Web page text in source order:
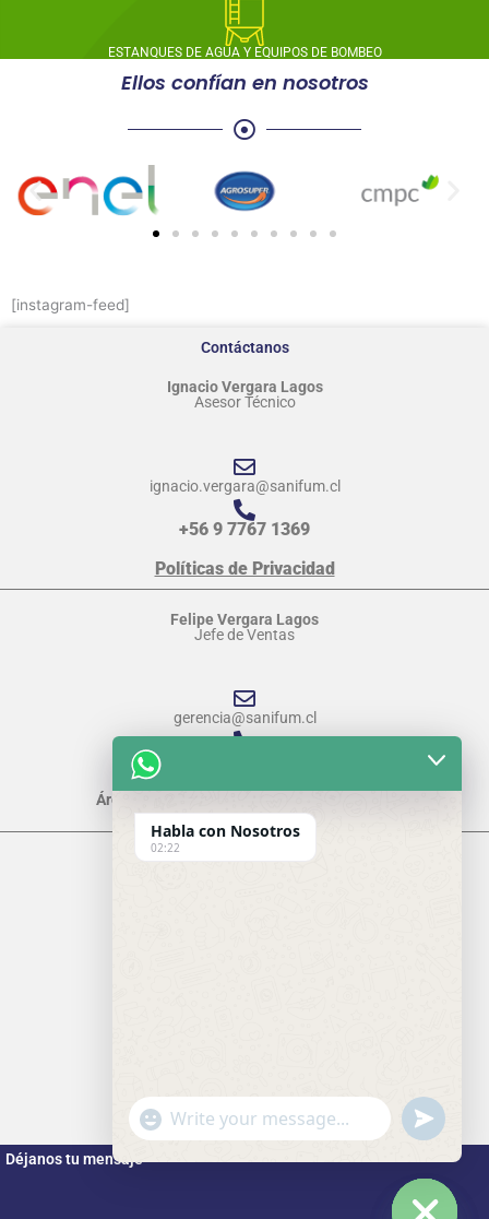
ESTANQUES DE AGUA Y EQUIPOS DE BOMBEO
Ellos confían en nosotros
[instagram-feed]
Contáctanos
Ignacio Vergara Lagos
Asesor Técnico
ignacio.vergara@sanifum.cl
+56 9 7767 1369
Políticas de Privacidad
Felipe Vergara Lagos
Jefe de Ventas
gerencia@sanifum.cl
Área Plagas “Osorno-Valdivia- Pto. Montt”
Héctor Vergara Goler
Déjanos tu mensaje
Habla con Nosotros
02:22
"+chaty_settings.lang.emoji_picker+"
WhatsApp Message
undefined